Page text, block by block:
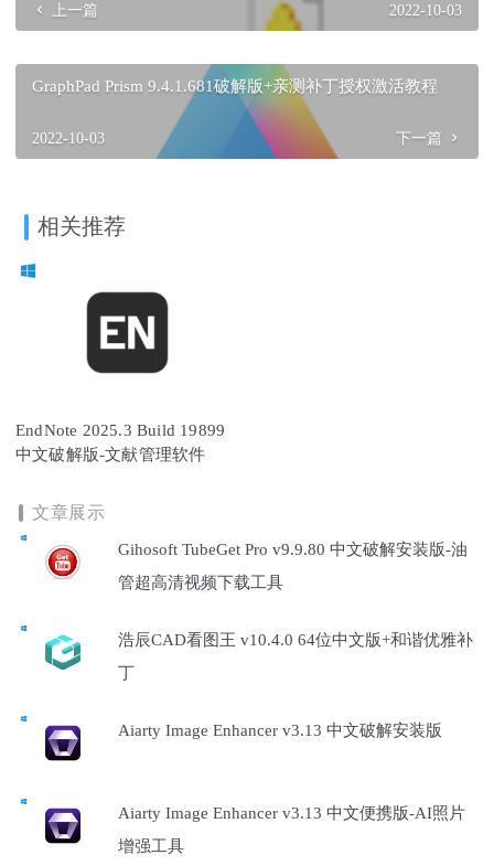
上一篇 2022-10-03
GraphPad Prism 9.4.1.681破解版+亲测补丁授权激活教程
2022-10-03 下一篇
相关推荐
EndNote 2025.3 Build 19899
中文破解版-文献管理软件
文章展示
Gihosoft TubeGet Pro v9.9.80 中文破解安装版-油
管超高清视频下载工具
浩辰CAD看图王 v10.4.0 64位中文版+和谐优雅补
丁
Aiarty Image Enhancer v3.13 中文破解安装版
Aiarty Image Enhancer v3.13 中文便携版-AI照片
增强工具